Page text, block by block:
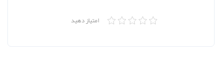
امتیاز دهید